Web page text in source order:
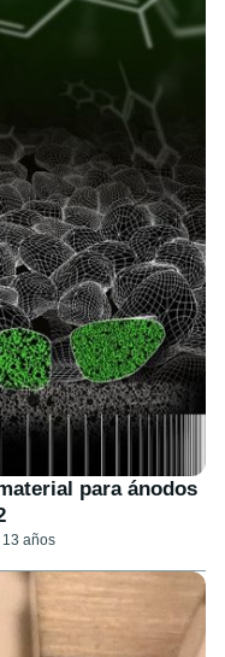
para ánodos
13 años